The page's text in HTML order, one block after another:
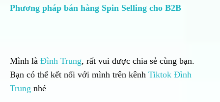
Phương pháp bán hàng Spin Selling cho B2B
Mình là Đình Trung, rất vui được chia sẻ cùng bạn.
Bạn có thể kết nối với mình trên kênh Tiktok Đình
Trung nhé